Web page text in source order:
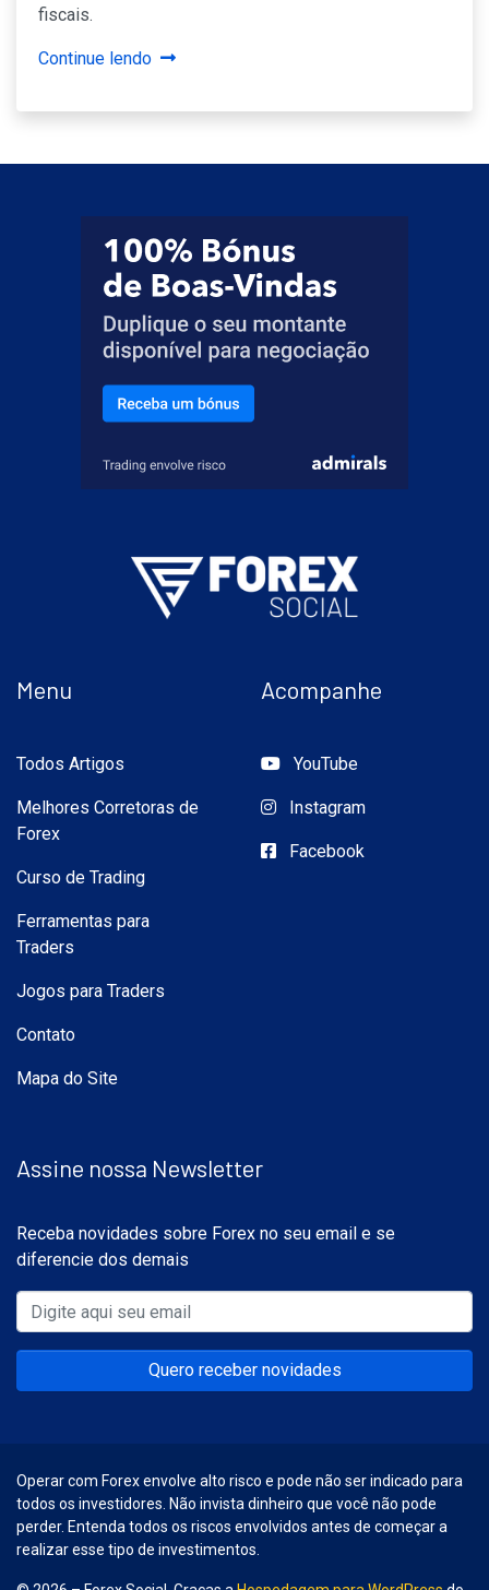
fiscais.
Continue lendo
Menu
Todos Artigos
Melhores Corretoras de
Forex
Curso de Trading
Ferramentas para
Traders
Jogos para Traders
Contato
Mapa do Site
Acompanhe
YouTube
Instagram
Facebook
Assine nossa Newsletter
Receba novidades sobre Forex no seu email e se
diferencie dos demais
Quero receber novidades
Operar com Forex envolve alto risco e pode não ser indicado para
todos os investidores. Não invista dinheiro que você não pode
perder. Entenda todos os riscos envolvidos antes de começar a
realizar esse tipo de investimentos.